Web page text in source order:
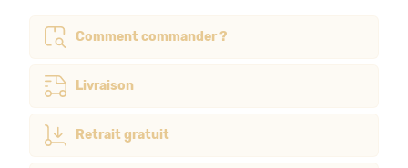
Comment commander ?
Livraison
Retrait gratuit